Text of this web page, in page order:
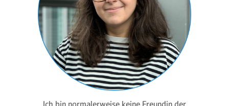
Ich bin normalerweise keine Freundin der